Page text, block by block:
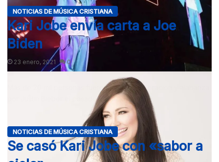
Más de 20 mil personas fueron guiados en oración y alabanza
por Justin Bieber el pasado 24 de julio en…
NOTICIAS DE MÚSICA CRISTIANA
Kari Jobe envía carta a Joe
Biden
23 enero, 2021 0
NOTICIAS DE MÚSICA CRISTIANA
Se casó Kari Jobe con «sabor a